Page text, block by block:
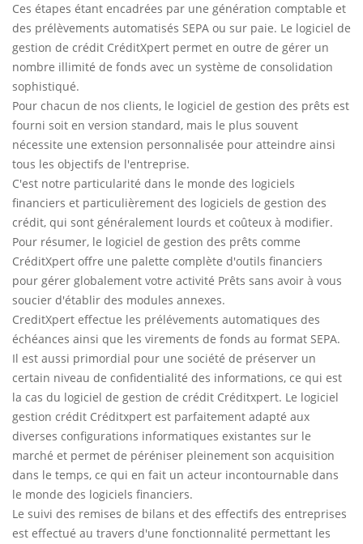
Ces étapes étant encadrées par une génération comptable et
des prélèvements automatisés SEPA ou sur paie. Le logiciel de
gestion de crédit CréditXpert permet en outre de gérer un
nombre illimité de fonds avec un système de consolidation
sophistiqué.
Pour chacun de nos clients, le logiciel de gestion des prêts est
fourni soit en version standard, mais le plus souvent
nécessite une extension personnalisée pour atteindre ainsi
tous les objectifs de l'entreprise.
C'est notre particularité dans le monde des logiciels
financiers et particulièrement des logiciels de gestion des
crédit, qui sont généralement lourds et coûteux à modifier.
Pour résumer, le logiciel de gestion des prêts comme
CréditXpert offre une palette complète d'outils financiers
pour gérer globalement votre activité Prêts sans avoir à vous
soucier d'établir des modules annexes.
CreditXpert effectue les prélévements automatiques des
échéances ainsi que les virements de fonds au format SEPA.
Il est aussi primordial pour une société de préserver un
certain niveau de confidentialité des informations, ce qui est
la cas du logiciel de gestion de crédit Créditxpert. Le logiciel
gestion crédit Créditxpert est parfaitement adapté aux
diverses configurations informatiques existantes sur le
marché et permet de péréniser pleinement son acquisition
dans le temps, ce qui en fait un acteur incontournable dans
le monde des logiciels financiers.
Le suivi des remises de bilans et des effectifs des entreprises
est effectué au travers d'une fonctionnalité permettant les